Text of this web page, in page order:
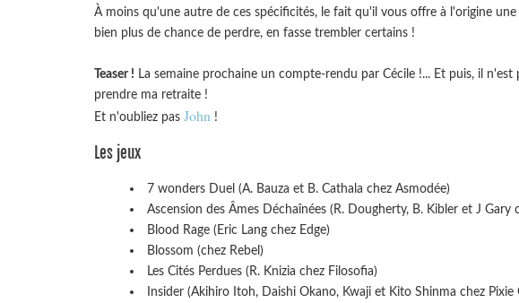
À moins qu'une autre de ces spécificités, le fait qu'il vous offre à l'origine
bien plus de chance de perdre, en fasse trembler certains !
Teaser ! La semaine prochaine un compte-rendu par Cécile !... Et puis, il
prendre ma retraite !
Et n'oubliez pas John !
Les jeux
7 wonders Duel (A. Bauza et B. Cathala chez Asmodée)
Ascension des Âmes Déchaînées (R. Dougherty, B. Kibler et J Gary
Blood Rage (Eric Lang chez Edge)
Blossom (chez Rebel)
Les Cités Perdues (R. Knizia chez Filosofia)
Insider (Akihiro Itoh, Daishi Okano, Kwaji et Kito Shinma chez Pixie